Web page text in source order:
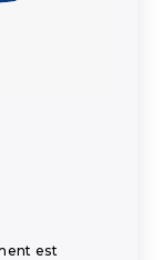
est